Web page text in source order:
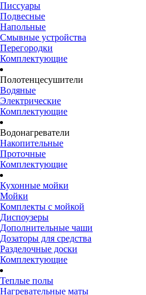
Писсуары
Подвесные
Напольные
Смывные устройства
Перегородки
Комплектующие
Полотенцесушители
Водяные
Электрические
Комплектующие
Водонагреватели
Накопительные
Проточные
Комплектующие
Кухонные мойки
Мойки
Комплекты с мойкой
Диспоузеры
Дополнительные чаши
Дозаторы для средства
Разделочные доски
Комплектующие
Теплые полы
Нагревательные маты